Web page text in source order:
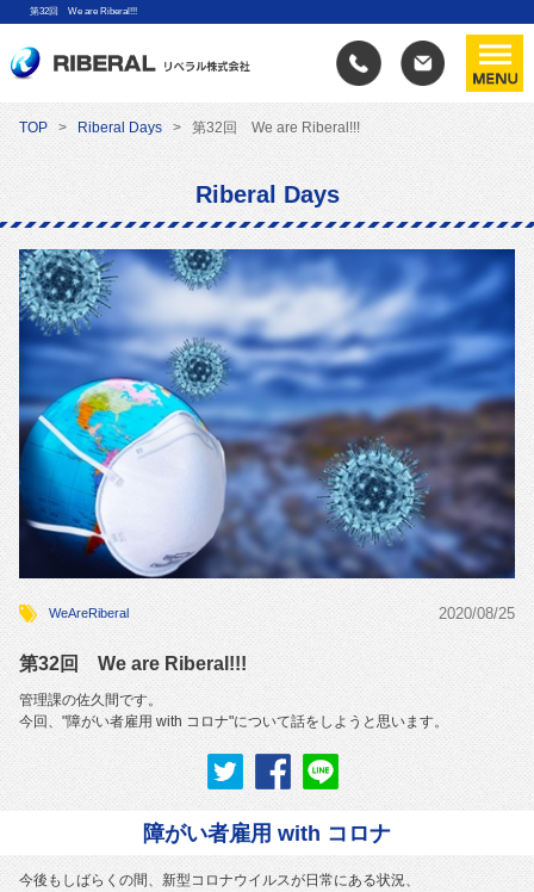
第32回 We are Riberal!!!
TOP Riberal Days 第32回 We are Riberal!!!
Riberal Days
WeAreRiberal 2020/08/25
第32回 We are Riberal!!!
管理課の佐久間です。
今回、"障がい者雇用 with コロナ"について話をしようと思います。
障がい者雇用 with コロナ
今後もしばらくの間、新型コロナウイルスが日常にある状況、